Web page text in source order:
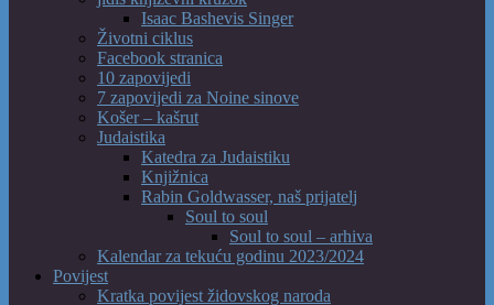
Isaac Bashevis Singer
Životni ciklus
Facebook stranica
10 zapovijedi
7 zapovijedi za Noine sinove
Košer – kašrut
Judaistika
Katedra za Judaistiku
Knjižnica
Rabin Goldwasser, naš prijatelj
Soul to soul
Soul to soul – arhiva
Kalendar za tekuću godinu 2023/2024
Povijest
Kratka povijest židovskog naroda